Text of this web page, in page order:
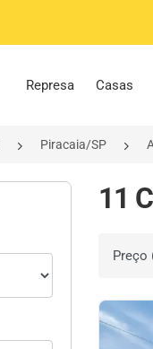
Represa Casas
Piracaia/SP
11
Ordenar